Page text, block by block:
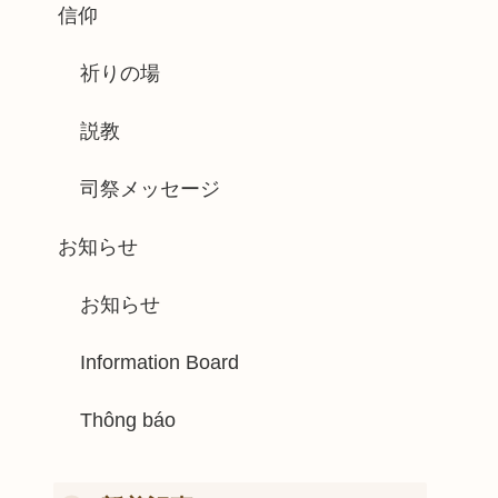
信仰
祈りの場
説教
司祭メッセージ
お知らせ
お知らせ
Information Board
Thông báo